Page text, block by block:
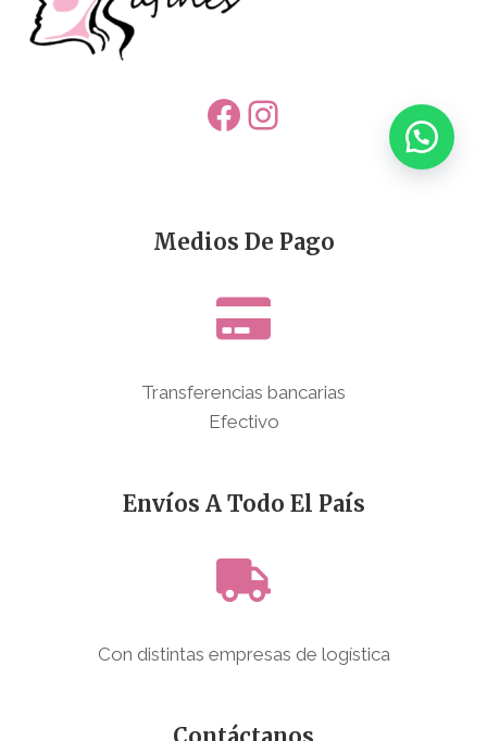
Facebook
Instagram
Medios De Pago
Transferencias bancarias
Efectivo
Envíos A Todo El País
Con distintas empresas de logística